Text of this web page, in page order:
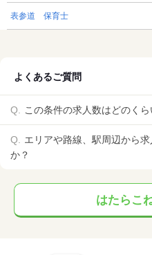
表参道 保育士
よくあるご質問
この条件の求人数はどのく
エリアや路線、駅周辺から
か？
はたらこ